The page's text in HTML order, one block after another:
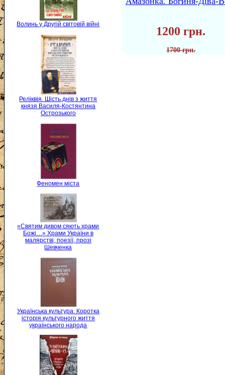
Волинь у Другій світовій війні
Реліквія. Шість днів з життя
князя Василя-Костянтина
Острозького
Феномен міста
«Святим дивом сяють храми
Божі…» Храми України в
малярстві, поезії, прозі
Шевченка
Українська культура. Коротка
історія культурного життя
українського народа
1200 грн.
1700 грн.